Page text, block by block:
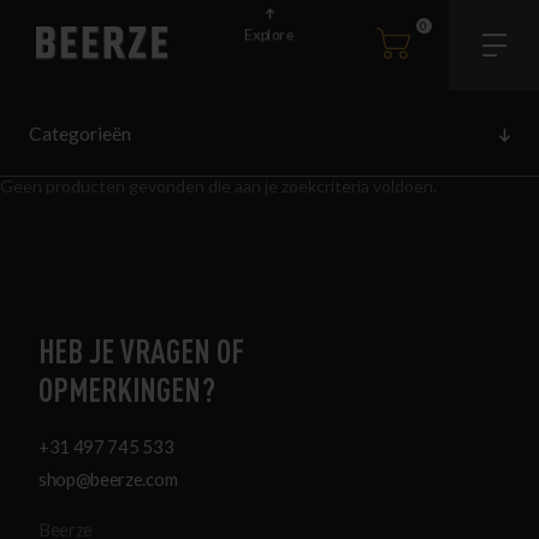
Explore 0
Categorieën
Geen producten gevonden die aan je zoekcriteria voldoen.
HEB JE VRAGEN OF
OPMERKINGEN?
+31 497 745 533
shop@beerze.com
Beerze